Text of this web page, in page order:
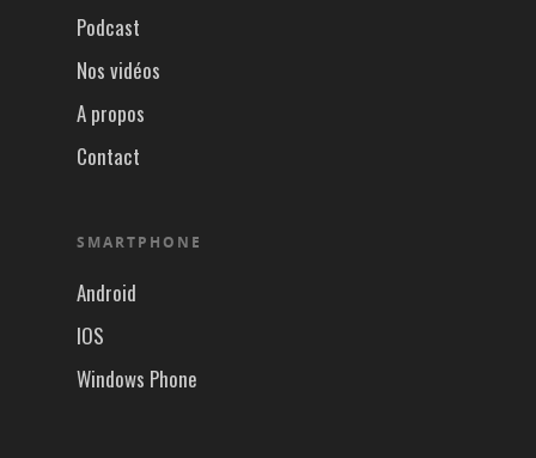
Podcast
Nos vidéos
A propos
Contact
SMARTPHONE
Android
IOS
Windows Phone